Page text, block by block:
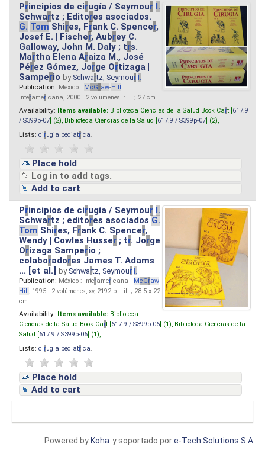
Principios de cirugía / Seymour I.
Schwartz ; Editores asociados.
G. Tom Shires, Frank C. Spencer,
Josef E. | Fischer, Aubrey C.
Galloway, John M. Daly ; trs.
Martha Elena Araiza M., José
Pérez Gómez, Jorge Ortizaga |
Samperio by Schwartz, Seymour I.
Publication: México : McGraw-Hill
Interamericana, 2000 . 2 volumenes. : il. ; 27 cm.
Availability: Items available: Biblioteca Ciencias de la Salud Book Cart [ 617.9
/ S399p-07 ] (2), Biblioteca Ciencias de la Salud [ 617.9 / S399p-07 ] (2),
Lists: cirugia pediatrica
Place hold
Log in to add tags.
Add to cart
Principios de cirugía / Seymour I.
Schwartz ; editores asociados G.
Tom Shires, Frank C. Spencer,
Wendy | Cowles Husser ; tr. Jorge
Orizaga Samperio ;
colaboradores James T. Adams
... [et al.]by Schwartz, Seymour I.
Publication: México : Interamericana - McGraw-
Hill, 1995 . 2 volúmenes, xv, 2192 p. : il. ; 28.5 x 22
cm.
Availability: Items available: Biblioteca
Ciencias de la Salud Book Cart [ 617.9 / S399p-06 ] (1), Biblioteca Ciencias de la
Salud [ 617.9 / S399p-06 ] (1),
Lists: cirugia pediatrica
Place hold
Add to cart
y soportado pore-Tech Solutions S.A
Powered by Koha